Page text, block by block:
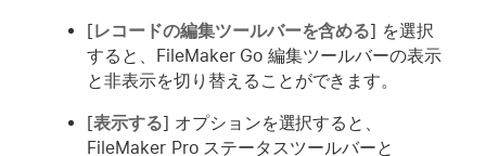
[レコードの編集ツールバーを含める] を選択
すると、FileMaker Go 編集ツールバーの表示
と非表示を切り替えることができます。
[表示する] オプションを選択すると、
FileMaker Pro ステータスツールバーと